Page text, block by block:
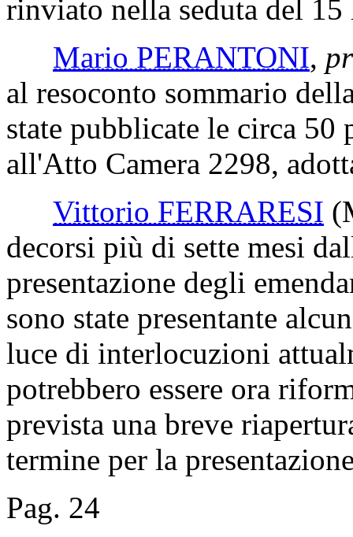
rinviato nella seduta del
Mario PERANTONI,
al resoconto sommario
state pubblicate le circa 50
all'Atto Camera 2298,
Vittorio FERRARESI
decorsi più di sette mesi
presentazione degli
sono state presentante
luce di interlocuzioni
potrebbero essere ora
prevista una breve
termine per la
Pag. 24